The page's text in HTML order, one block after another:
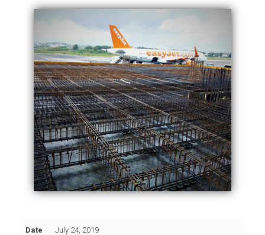
Date July 24, 2019